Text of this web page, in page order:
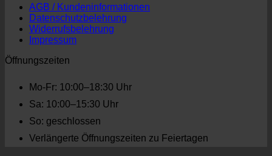
AGB / Kundeninformationen
Datenschutzbelehrung
Widerrufsbelehrung
Impressum
Öffnungszeiten
Mo-Fr: 10:00–18:30 Uhr
Sa: 10:00–15:30 Uhr
So: geschlossen
Verlängerte Öffnungszeiten zu Feiertagen